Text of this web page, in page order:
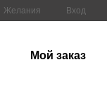
Желания Вход
Мой заказ